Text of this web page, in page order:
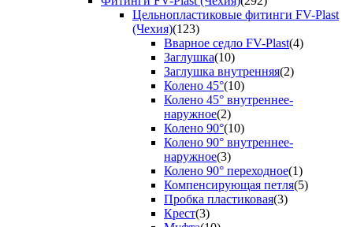
Цельнопластиковые фитинги FV-Plast
(Чехия)(123)
Вварное седло FV-Plast(4)
Заглушка(10)
Заглушка внутренняя(2)
Колено 45°(10)
Колено 45° внутреннее-
наружное(2)
Колено 90°(10)
Колено 90° внутреннее-
наружное(3)
Колено 90° переходное(1)
Компенсирующая петля(5)
Пробка пластиковая(3)
Крест(3)